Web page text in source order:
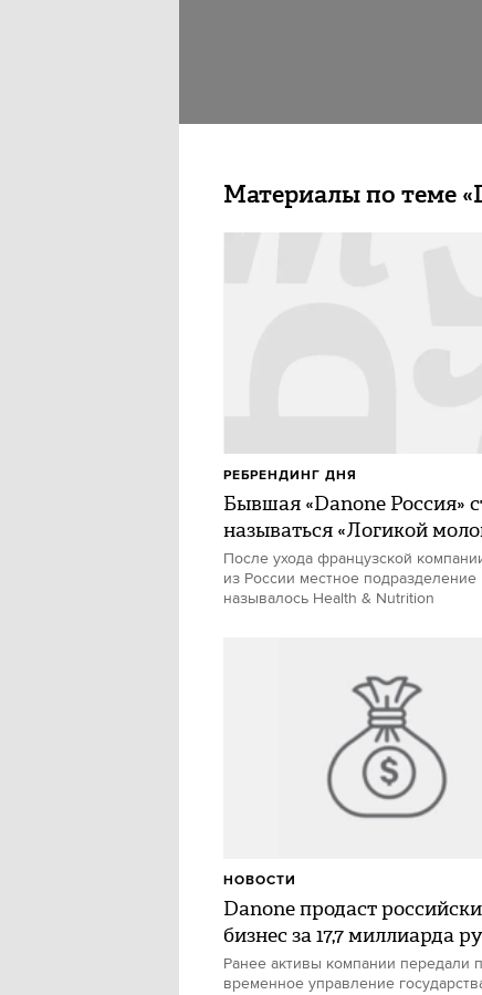
Материалы по теме
Бывшая «Danone Россия»
называться «Логикой
После ухода французской
из России местное подразделение
называлось Health & Nutrition
РЕБРЕНДИНГ ДНЯ
Danone продаст
бизнес за 17,7 миллиарда
Ранее активы компании передали
временное управление
НОВОСТИ